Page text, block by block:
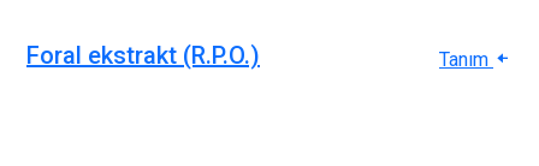
Foral ekstrakt (R.P.O.) Tanım